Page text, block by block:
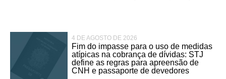
4 DE AGOSTO DE 2026
Fim do impasse para o uso de medidas
atípicas na cobrança de dívidas: STJ
define as regras para apreensão de
CNH e passaporte de devedores